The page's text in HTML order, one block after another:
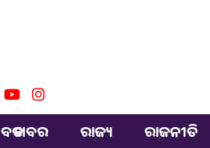
ବଡ ଖବର ରାଜ୍ୟ ରାଜନୀତି